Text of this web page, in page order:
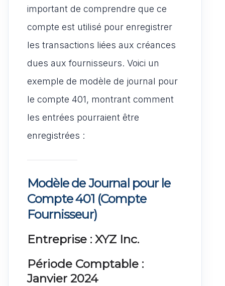
important de comprendre que ce
compte est utilisé pour enregistrer
les transactions liées aux créances
dues aux fournisseurs. Voici un
exemple de modèle de journal pour
le compte 401, montrant comment
les entrées pourraient être
enregistrées :
Modèle de Journal pour le
Compte 401 (Compte
Fournisseur)
Entreprise : XYZ Inc.
Période Comptable :
Janvier 2024